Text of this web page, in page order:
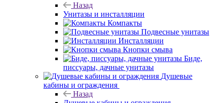
Назад
Унитазы и инсталляции
Компакты
Подвесные унитазы
Инсталляции
Кнопки смыва
Биде,
писсуары, дачные унитазы
Душевые
кабины и ограждения
Назад